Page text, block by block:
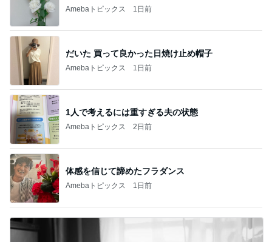
Amebaトピックス 1日前
だいた 買って良かった日焼け止め帽子
Amebaトピックス 1日前
1人で考えるには重すぎる夫の状態
Amebaトピックス 2日前
体感を信じて諦めたフラダンス
Amebaトピックス 1日前